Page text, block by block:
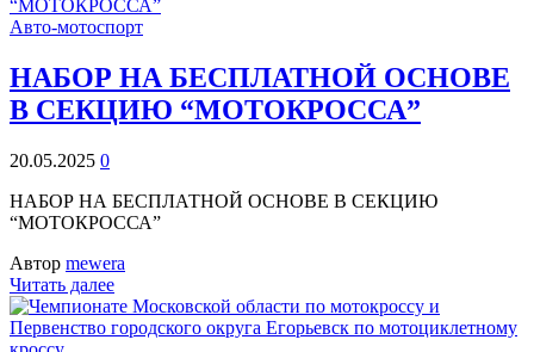
Авто-мотоспорт
НАБОР НА БЕСПЛАТНОЙ ОСНОВЕ
В СЕКЦИЮ “МОТОКРОССА”
20.05.2025 0
НАБОР НА БЕСПЛАТНОЙ ОСНОВЕ В СЕКЦИЮ
“МОТОКРОССА”
Автор mewera
Читать далее